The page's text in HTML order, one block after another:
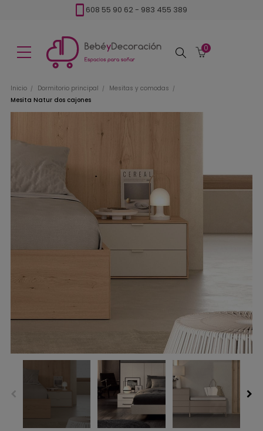
608 55 90 62 - 983 455 389
Buscar
0
Inicio Dormitorio principal
Mesitas y comodas
Mesita Natur dos cajones